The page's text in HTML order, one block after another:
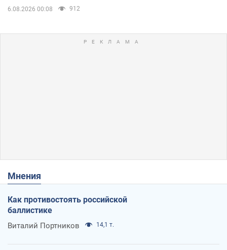
6.08.2026 00:08 912
Мнения
Как противостоять российской
баллистике
Виталий Портников 14,1 т.